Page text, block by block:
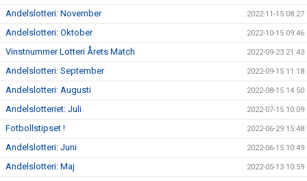
Andelslotteri: November 2022-11-15 08:27
Andelslotteri: Oktober 2022-10-15 09:46
Vinstnummer Lotteri Årets Match 2022-09-23 21:43
Andelslotteri: September 2022-09-15 11:18
Andelslotteri: Augusti 2022-08-15 14:50
Andelslotteriet: Juli 2022-07-15 10:09
Fotbollstipset ! 2022-06-29 15:48
Andelslotteri: Juni 2022-06-15 10:49
Andelslotteri: Maj 2022-05-13 10:59